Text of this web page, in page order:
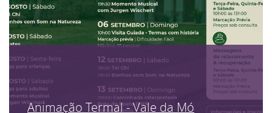
Animação Termal - Vale da Mó